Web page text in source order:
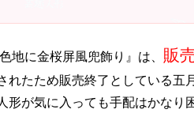
地に金桜屏風兜飾り』は、 販
れたため販売終了としている
形が気に入っても手配はかな